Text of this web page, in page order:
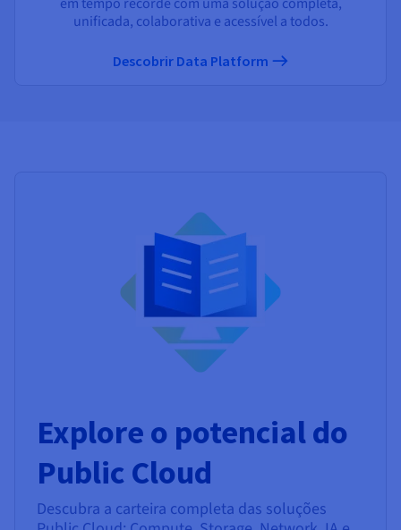
unificada, colaborativa e acessível a todos.
Descobrir Data Platform
Explore o potencial do
Public Cloud
Descubra a carteira completa das soluções